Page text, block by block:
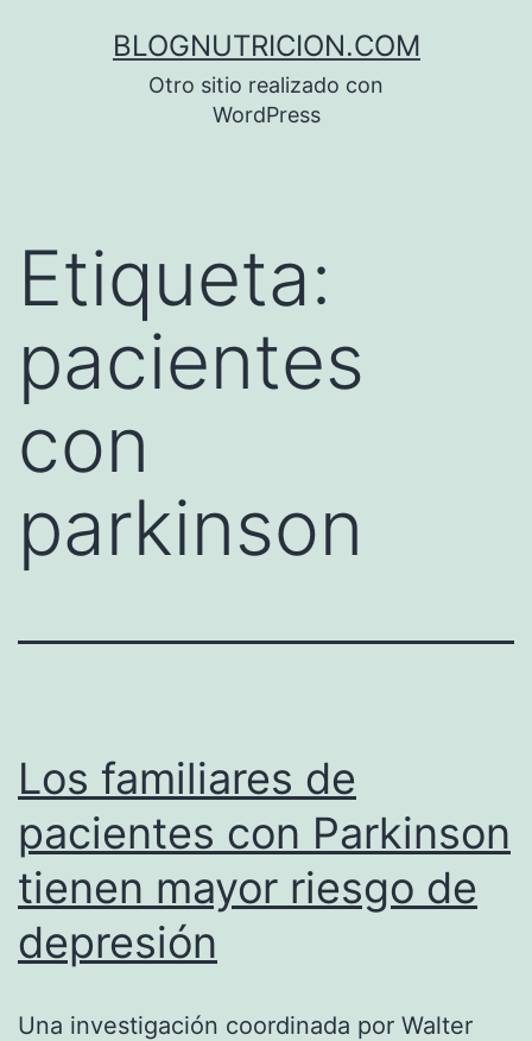
BLOGNUTRICION.COM
Otro sitio realizado con
WordPress
Etiqueta:
pacientes
con
parkinson
Los familiares de
pacientes con Parkinson
tienen mayor riesgo de
depresión
Una investigación coordinada por Walter